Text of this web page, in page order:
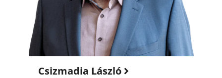
Csizmadia László